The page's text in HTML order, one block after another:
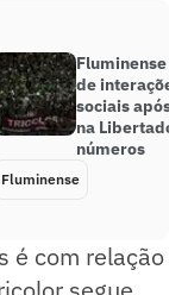
Fluminense
de interações
sociais após
na
números
Fluminense
é com relação